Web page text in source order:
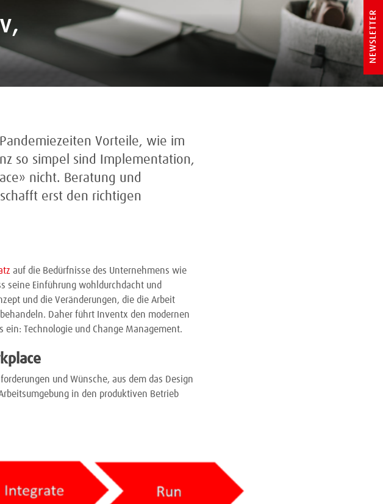
Vorteile, wie im
so simpel sind Implementation,
nicht. Beratung und
erst den richtigen
auf die Bedürfnisse des Unternehmens wie
seine Einführung wohldurchdacht und
und die Veränderungen, die die Arbeit
Daher führt Inventx den modernen
Technologie und Change Management.
und Wünsche, aus dem das Design
in den produktiven Betrieb
NEWSLETTER